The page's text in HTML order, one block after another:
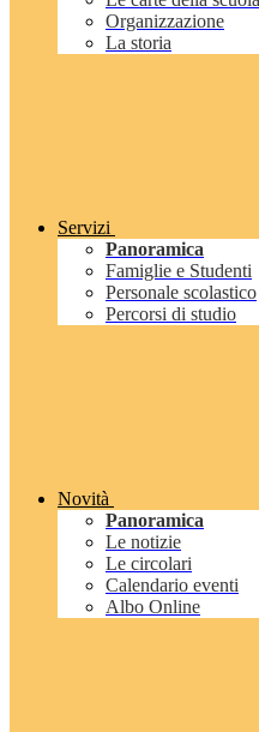
Organizzazione
La storia
Servizi
Panoramica
Famiglie e Studenti
Personale scolastico
Percorsi di studio
Novità
Panoramica
Le notizie
Le circolari
Calendario eventi
Albo Online